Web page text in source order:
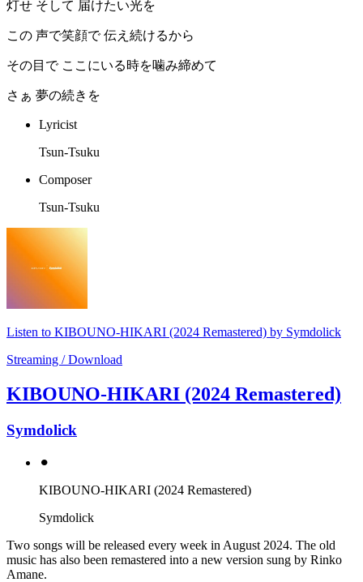
灯せ そして 届けたい光を
この 声で笑顔で 伝え続けるから
その目で ここにいる時を噛み締めて
さぁ 夢の続きを
Lyricist
Tsun-Tsuku
Composer
Tsun-Tsuku
Listen to KIBOUNO-HIKARI (2024 Remastered) by Symdolick
Streaming / Download
KIBOUNO-HIKARI (2024 Remastered)
Symdolick
⚫︎
KIBOUNO-HIKARI (2024 Remastered)
Symdolick
Two songs will be released every week in August 2024. The old
music has also been remastered into a new version sung by Rinko
Amane.